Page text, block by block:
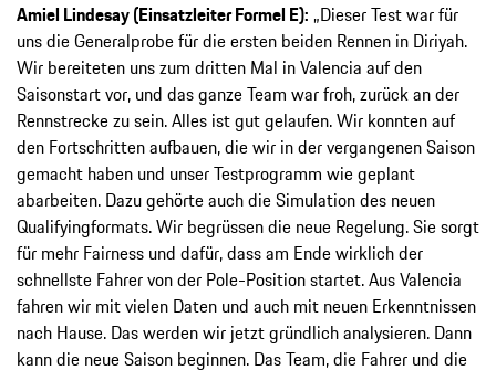
Amiel Lindesay (Einsatzleiter Formel E): „Dieser Test war für
uns die Generalprobe für die ersten beiden Rennen in Diriyah.
Wir bereiteten uns zum dritten Mal in Valencia auf den
Saisonstart vor, und das ganze Team war froh, zurück an der
Rennstrecke zu sein. Alles ist gut gelaufen. Wir konnten auf
den Fortschritten aufbauen, die wir in der vergangenen Saison
gemacht haben und unser Testprogramm wie geplant
abarbeiten. Dazu gehörte auch die Simulation des neuen
Qualifyingformats. Wir begrüssen die neue Regelung. Sie sorgt
für mehr Fairness und dafür, dass am Ende wirklich der
schnellste Fahrer von der Pole-Position startet. Aus Valencia
fahren wir mit vielen Daten und auch mit neuen Erkenntnissen
nach Hause. Das werden wir jetzt gründlich analysieren. Dann
kann die neue Saison beginnen. Das Team, die Fahrer und die